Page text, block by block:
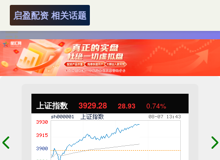
上证指数 3929.28 28.93 0.74%
启盈配资 相关话题